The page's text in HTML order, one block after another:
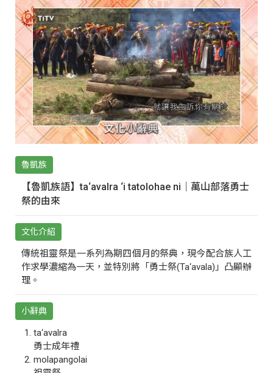
魯凱族
【魯凱族語】ta‘avalra ‘i tatolohae ni｜萬山部落勇士
祭的由來
文化介紹
傳統祖靈祭是一系列為期四個月的祭典，現今配合族人工
作求學濃縮為一天，並特別將「勇士祭(Ta‘avala)」凸顯辦
理。
小辭典
ta‘avalra
勇士成年禮
molapangolai